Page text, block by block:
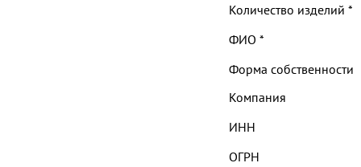
Количество изделий *
ФИО *
Форма собственности
Компания
ИНН
ОГРН